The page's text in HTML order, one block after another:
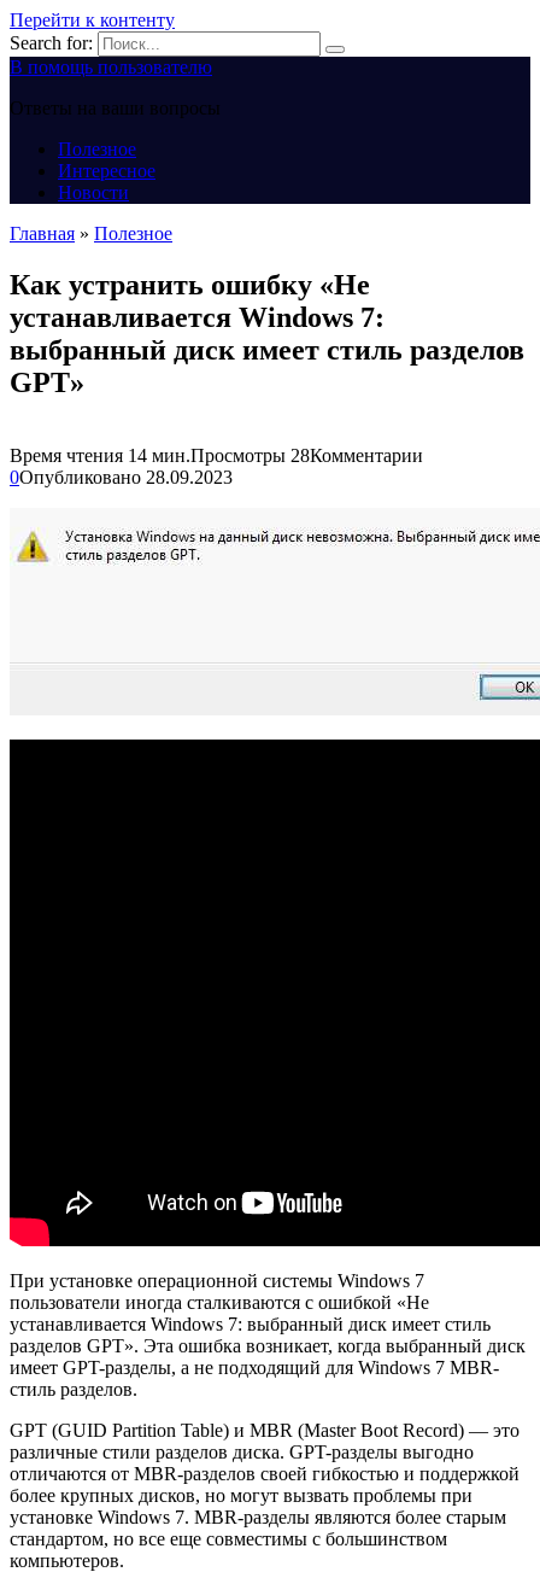
Перейти к контенту
Search for:
В помощь пользователю
Ответы на ваши вопросы
Полезное
Интересное
Новости
Главная » Полезное
Как устранить ошибку «Не
устанавливается Windows 7:
выбранный диск имеет стиль разделов
GPT»
Время чтения 14 мин.Просмотры 28Комментарии
0Опубликовано 28.09.2023
При установке операционной системы Windows 7
пользователи иногда сталкиваются с ошибкой «Не
устанавливается Windows 7: выбранный диск имеет стиль
разделов GPT». Эта ошибка возникает, когда выбранный диск
имеет GPT-разделы, а не подходящий для Windows 7 MBR-
стиль разделов.
GPT (GUID Partition Table) и MBR (Master Boot Record) — это
различные стили разделов диска. GPT-разделы выгодно
отличаются от MBR-разделов своей гибкостью и поддержкой
более крупных дисков, но могут вызвать проблемы при
установке Windows 7. MBR-разделы являются более старым
стандартом, но все еще совместимы с большинством
компьютеров.